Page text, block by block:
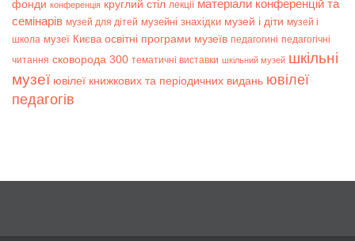
фонди конференція круглий стіл лекції матеріали конференцій та
семінарів музей для дітей музейні знахідки музей і діти музей і
школа музеї Києва освітні програми музеїв педагогині педагогічні
читання сковорода 300 тематичні виставки шкільний музей шкільні
музеї ювілеї книжкових та періодичних видань ювілеї
педагогів